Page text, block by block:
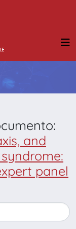
and
panel